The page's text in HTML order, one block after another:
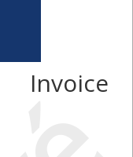
Invoice